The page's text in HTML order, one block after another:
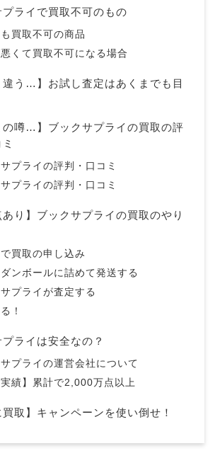
プライで買取不可のもの
買取不可の商品
くて買取不可になる場合
違う…】お試し査定はあくまでも目
の噂…】ブックサプライの買取の評
プライの評判・口コミ
プライの評判・口コミ
あり】ブックサプライの買取のやり
買取の申し込み
ンボールに詰めて発送する
プライが査定する
！
ライは安全なの？
プライの運営会社について
実績】累計で2,000万点以上
買取】キャンペーンを使い倒せ！